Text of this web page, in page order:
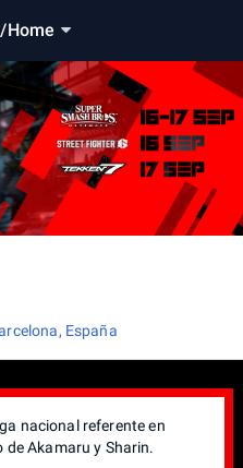
/Home
España
nacional referente en
de Akamaru y Sharin.